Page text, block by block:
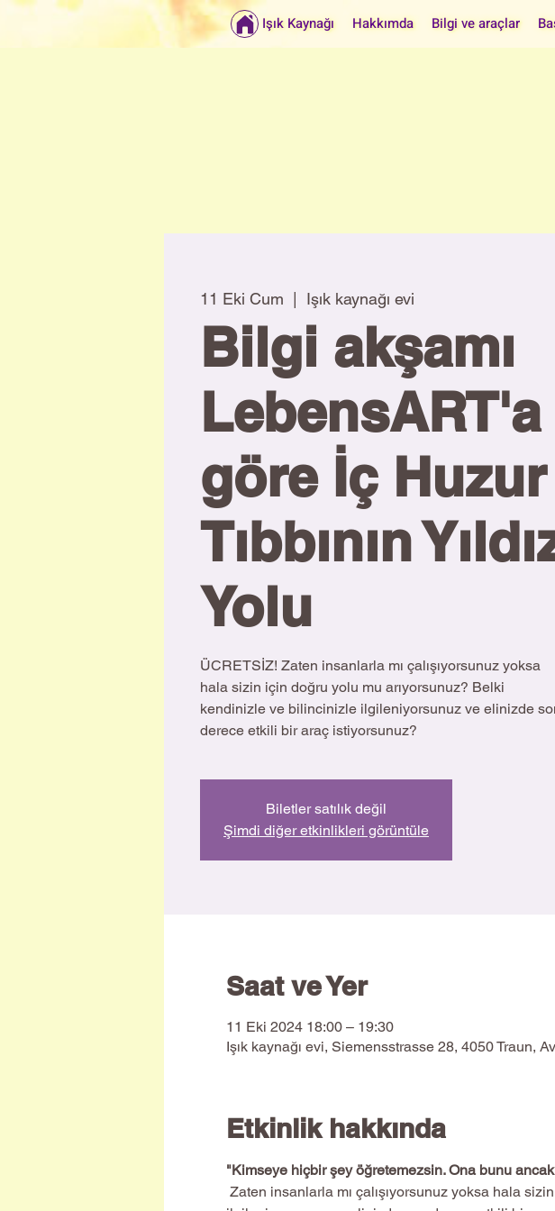
Işık Kaynağı Hakkımda Bilgi ve araçlar
11 Eki Cum Işık kaynağı evi
Bilgi akşamı
LebensART'a
göre İç Huzur
Tıbbının
Yolu
ÜCRETSİZ! Zaten insanlarla mı çalışıyorsunuz yoksa
hala sizin için doğru yolu mu arıyorsunuz? Belki
kendinizle ve bilincinizle ilgileniyorsunuz ve elinizde
derece etkili bir araç istiyorsunuz?
Biletler satılık değil
Şimdi diğer etkinlikleri görüntüle
Saat ve Yer
11 Eki 2024 18:00 – 19:30
Işık kaynağı evi, Siemensstrasse 28, 4050 Traun,
Etkinlik hakkında
"Kimseye hiçbir şey öğretemezsin. Ona bunu